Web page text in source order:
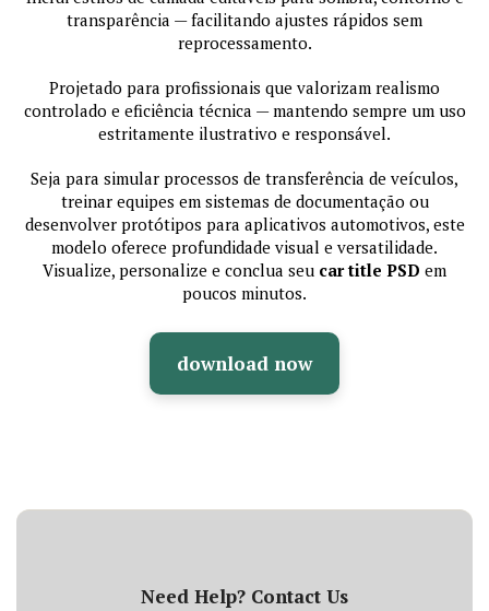
transparência — facilitando ajustes rápidos sem
reprocessamento.
Projetado para profissionais que valorizam realismo
controlado e eficiência técnica — mantendo sempre um uso
estritamente ilustrativo e responsável.
Seja para simular processos de transferência de veículos,
treinar equipes em sistemas de documentação ou
desenvolver protótipos para aplicativos automotivos, este
modelo oferece profundidade visual e versatilidade.
Visualize, personalize e conclua seu car title PSD em
poucos minutos.
download now
Need Help? Contact Us